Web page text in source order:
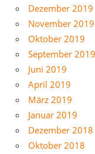
Dezember 2019
November 2019
Oktober 2019
September 2019
Juni 2019
April 2019
März 2019
Januar 2019
Dezember 2018
Oktober 2018